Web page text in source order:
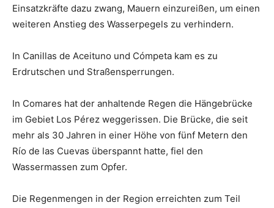
Einsatzkräfte dazu zwang, Mauern einzureißen, um einen
weiteren Anstieg des Wasserpegels zu verhindern.
In Canillas de Aceituno und Cómpeta kam es zu
Erdrutschen und Straßensperrungen.
In Comares hat der anhaltende Regen die Hängebrücke
im Gebiet Los Pérez weggerissen. Die Brücke, die seit
mehr als 30 Jahren in einer Höhe von fünf Metern den
Río de las Cuevas überspannt hatte, fiel den
Wassermassen zum Opfer.
Die Regenmengen in der Region erreichten zum Teil